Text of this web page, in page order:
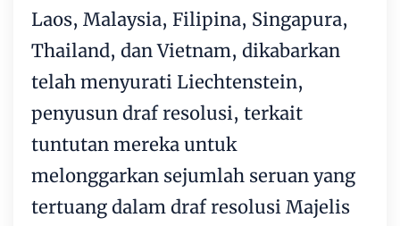
Laos, Malaysia, Filipina, Singapura,
Thailand, dan Vietnam, dikabarkan
telah menyurati Liechtenstein,
penyusun draf resolusi, terkait
tuntutan mereka untuk
melonggarkan sejumlah seruan yang
tertuang dalam draf resolusi Majelis